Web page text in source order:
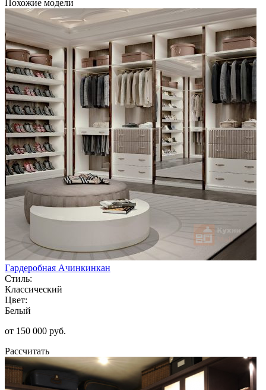
Похожие модели
Гардеробная Ачинкинкан
Стиль:
Классический
Цвет:
Белый
от 150 000 руб.
Рассчитать